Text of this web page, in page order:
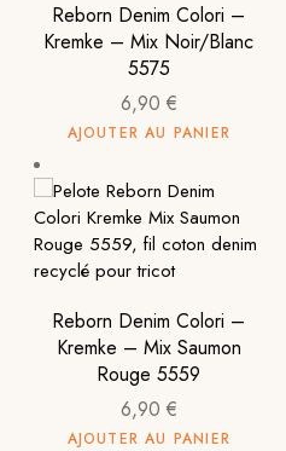
Reborn Denim Colori –
Kremke – Mix Noir/Blanc
5575
6,90 €
AJOUTER AU PANIER
Reborn Denim Colori –
Kremke – Mix Saumon
Rouge 5559
6,90 €
AJOUTER AU PANIER